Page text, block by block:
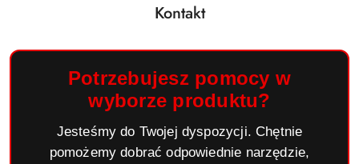
Kontakt
Potrzebujesz pomocy w
wyborze produktu?
Jesteśmy do Twojej dyspozycji. Chętnie
pomożemy dobrać odpowiednie narzędzie,